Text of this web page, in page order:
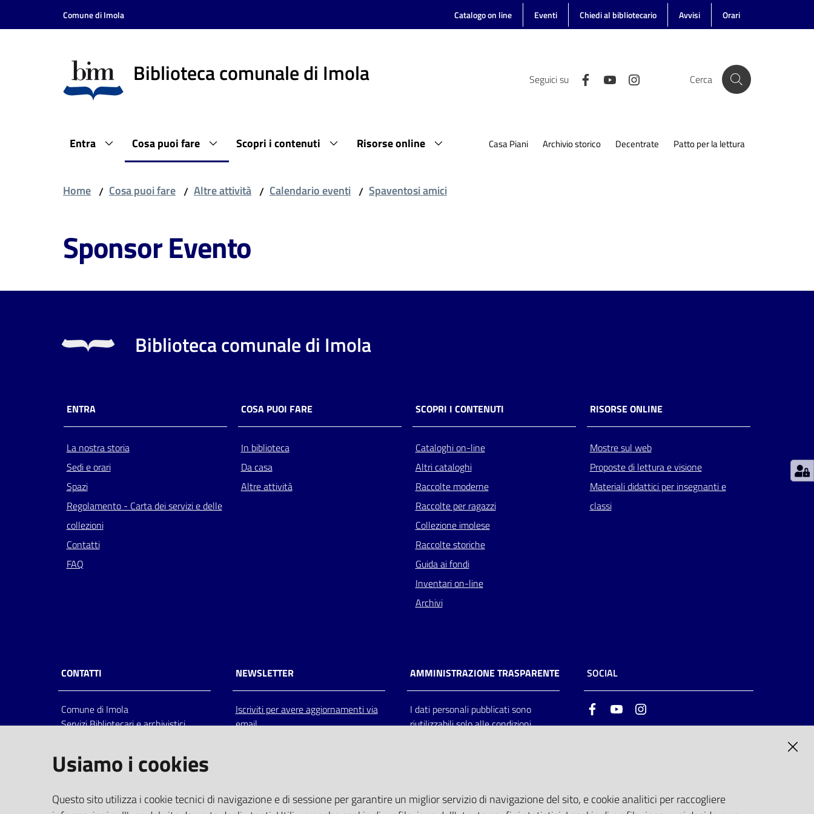
Vai al contenuto
Vai alla navigazione
Comune di Imola Catalogo on line Eventi Chiedi al bibliotecario Avvisi Orari
Biblioteca comunale di Imola Seguici su Cerca
Entra Cosa puoi fare Scopri i contenuti Risorse online Casa Piani Archivio storico Decentrate Patto per la lettura
Home / Cosa puoi fare / Altre attività / Calendario eventi / Spaventosi amici
Sponsor Evento
Biblioteca comunale di Imola
ENTRA
La nostra storia
Sedi e orari
Spazi
Regolamento - Carta dei servizi e delle
collezioni
Contatti
FAQ
COSA PUOI FARE
In biblioteca
Da casa
Altre attività
SCOPRI I CONTENUTI
Cataloghi on-line
Altri cataloghi
Raccolte moderne
Raccolte per ragazzi
Collezione imolese
Raccolte storiche
Guida ai fondi
Inventari on-line
Archivi
RISORSE ONLINE
Mostre sul web
Proposte di lettura e visione
Materiali didattici per insegnanti e
classi
CONTATTI
Comune di Imola
Servizi Bibliotecari e archivistici
Italia
centralino: tel 0542.6026.36 fax
bim@comune.imola.bo.it
PEC
NEWSLETTER
Iscriviti per avere aggiornamenti via
email
AMMINISTRAZIONE TRASPARENTE
I dati personali pubblicati sono
riutilizzabili solo alle condizioni
SOCIAL
FacebookYoutube
Usiamo i cookies
Questo sito utilizza i cookie tecnici di navigazione e di sessione per garantire un miglior servizio di navigazione del sito, e cookie analitici per raccogliere